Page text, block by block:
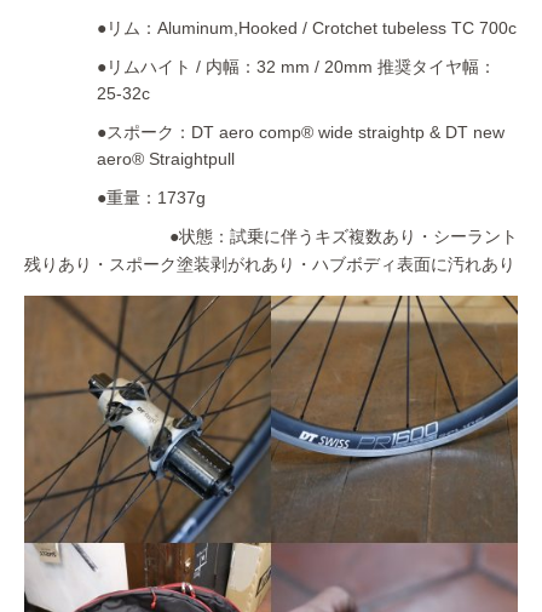
●リム：Aluminum,Hooked / Crotchet tubeless TC 700c
●リムハイト / 内幅：32 mm / 20mm 推奨タイヤ幅：
25-32c
●スポーク：DT aero comp® wide straightp & DT new
aero® Straightpull
●重量：1737g
●状態：試乗に伴うキズ複数あり・シーラント
残りあり・スポーク塗装剥がれあり・ハブボディ表面に汚れあり